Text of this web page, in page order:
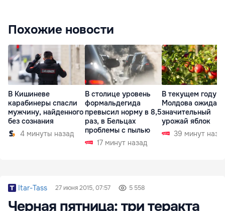
Похожие новости
В Кишиневе
карабинеры спасли
мужчину, найденного
без сознания
4 минуты назад
В столице уровень
формальдегида
превысил норму в 8,5
раз, в Бельцах
проблемы с пылью
17 минут назад
В текущем году
Молдова ожидает
значительный
урожай яблок
39 минут
Itar-Tass 27 июня 2015, 07:57 5 558
Черная пятница: три теракта